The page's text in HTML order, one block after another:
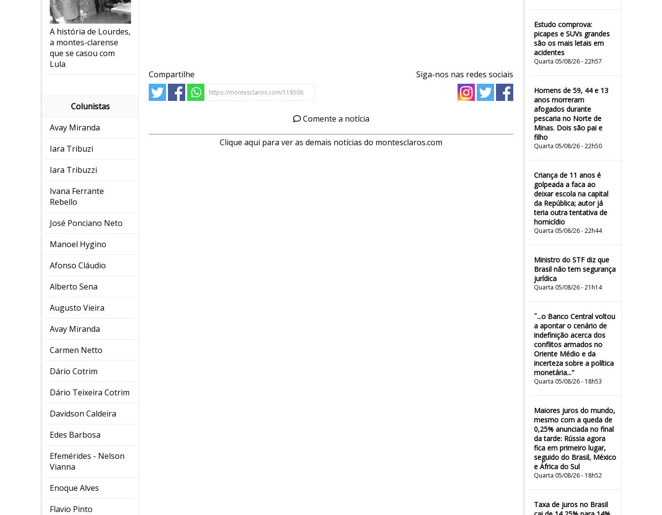
A história de Lourdes,
a montes-clarense
que se casou com
Lula
Colunistas
Avay Miranda
Iara Tribuzi
Iara Tribuzzi
Ivana Ferrante
Rebello
José Ponciano Neto
Manoel Hygino
Afonso Cláudio
Alberto Sena
Augusto Vieira
Avay Miranda
Carmen Netto
Dário Cotrim
Dário Teixeira Cotrim
Davidson Caldeira
Edes Barbosa
Efemérides - Nelson
Vianna
Enoque Alves
Flavio Pinto
Estudo comprova:
picapes e SUVs grandes
são os mais letais em
acidentes
Quarta 05/08/26 - 22h57
Homens de 59, 44 e 13
anos morreram
afogados durante
pescaria no Norte de
Minas. Dois são pai e
filho
Quarta 05/08/26 - 22h50
Criança de 11 anos é
golpeada a faca ao
deixar escola na capital
da República; autor já
teria outra tentativa de
homicídio
Quarta 05/08/26 - 22h44
Ministro do STF diz que
Brasil não tem segurança
jurídica
Quarta 05/08/26 - 21h14
˜...o Banco Central voltou
a apontar o cenário de
indefinição acerca dos
conflitos armados no
Oriente Médio e da
incerteza sobre a política
monetária..."
Quarta 05/08/26 - 18h53
Maiores juros do mundo,
mesmo com a queda de
0,25% anunciada no final
da tarde: Rússia agora
fica em primeiro lugar,
seguido do Brasil, México
e África do Sul
Quarta 05/08/26 - 18h52
Taxa de juros no Brasil
Compartilhe Siga-nos nas redes sociais
Comente a notícia
Clique aqui para ver as demais notícias do montesclaros.com